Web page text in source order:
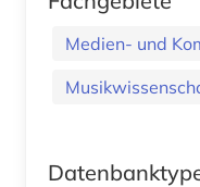
Medien- und